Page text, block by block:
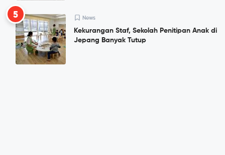
5 News
Kekurangan Staf, Sekolah Penitipan Anak di
Jepang Banyak Tutup